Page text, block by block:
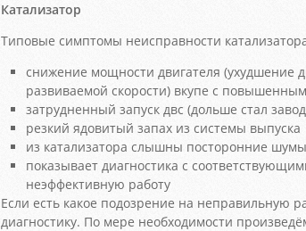
Катализатор
Типовые симптомы неисправности
снижение мощности двигателя (ухудшение
развиваемой скорости) вкупе с
затрудненный запуск двс (дольше стал
резкий ядовитый запах из системы выпуска
из катализатора слышны посторонние
показывает диагностика с
неэффективную работу
Если есть какое подозрение на неправильную
диагностику. По мере необходимости